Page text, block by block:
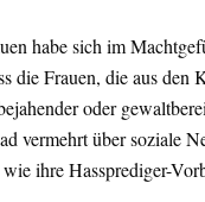
habe sich im
die Frauen, die aus den
oder
vermehrt über soziale
wie ihre Hassprediger-